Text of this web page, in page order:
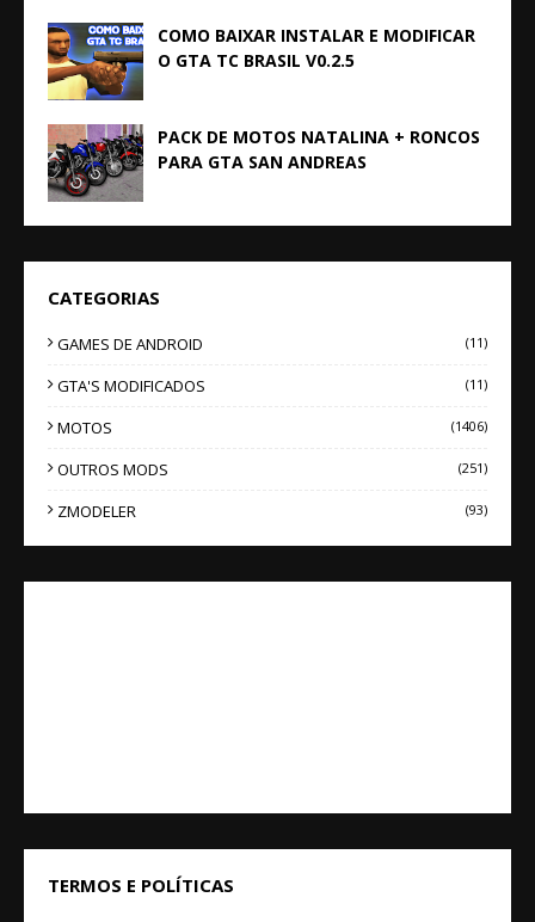
COMO BAIXAR INSTALAR E MODIFICAR
O GTA TC BRASIL V0.2.5
PACK DE MOTOS NATALINA + RONCOS
PARA GTA SAN ANDREAS
CATEGORIAS
GAMES DE ANDROID (11)
GTA'S MODIFICADOS (11)
MOTOS (1406)
OUTROS MODS (251)
ZMODELER (93)
TERMOS E POLÍTICAS